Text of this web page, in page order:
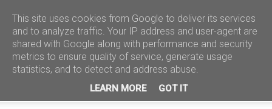
This site uses cookies from Google to deliver its services
and to analyze traffic. Your IP address and user-agent are
shared with Google along with performance and security
metrics to ensure quality of service, generate usage
statistics, and to detect and address abuse.
LEARN MORE GOT IT